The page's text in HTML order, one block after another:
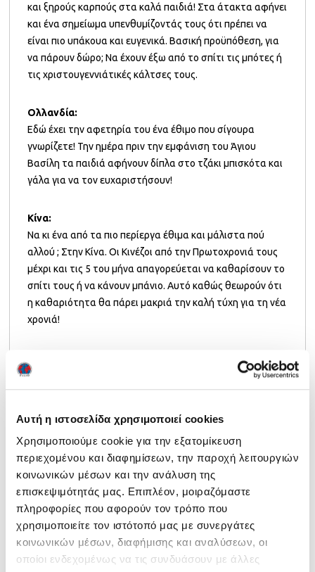
Αυτή η ιστοσελίδα χρησιμοποιεί cookies
Χρησιμοποιούμε cookie για την εξατομίκευση
περιεχομένου και διαφημίσεων, την παροχή λειτουργιών
κοινωνικών μέσων και την ανάλυση της
επισκεψιμότητάς μας. Επιπλέον, μοιραζόμαστε
πληροφορίες που αφορούν τον τρόπο που
χρησιμοποιείτε τον ιστότοπό μας με συνεργάτες
κοινωνικών μέσων, διαφήμισης και αναλύσεων, οι
οποίοι ενδεχομένως να τις συνδυάσουν με άλλες
και ξηρούς καρπούς στα καλά παιδιά! Στα άτακτα αφήνει
και ένα σημείωμα υπενθυμίζοντάς τους ότι πρέπει να
είναι πιο υπάκουα και ευγενικά. Βασική προϋπόθεση, για
να πάρουν δώρο; Να έχουν έξω από το σπίτι τις μπότες ή
τις χριστουγεννιάτικές κάλτσες τους.
Ολλανδία:
Εδώ έχει την αφετηρία του ένα έθιμο που σίγουρα
γνωρίζετε! Την ημέρα πριν την εμφάνιση του Άγιου
Βασίλη τα παιδιά αφήνουν δίπλα στο τζάκι μπισκότα και
γάλα για να τον ευχαριστήσουν!
Κίνα:
Να κι ένα από τα πιο περίεργα έθιμα και μάλιστα πού
αλλού ; Στην Κίνα. Οι Κινέζοι από την Πρωτοχρονιά τους
μέχρι και τις 5 του μήνα απαγορεύεται να καθαρίσουν το
σπίτι τους ή να κάνουν μπάνιο. Αυτό καθώς θεωρούν ότι
η καθαριότητα θα πάρει μακριά την καλή τύχη για τη νέα
χρονιά!
μπορούν να αποτελέσουν ένα πολύ δημιουργικό
τάξη. Επίσης, θεωρώντας ότι κάθε περίσταση είναι
ευκαιρία για μάθηση, σας προτείνουμε3
χριστουγεννιάτικα παιχνίδια για μαθητές ξένων
γλωσσών.
Η εκμάθηση της γλώσσας μέσα από το παιχνίδι είναι
ακόμα πιο αποδοτική, καθώς είναι κυρίως βιωματική!